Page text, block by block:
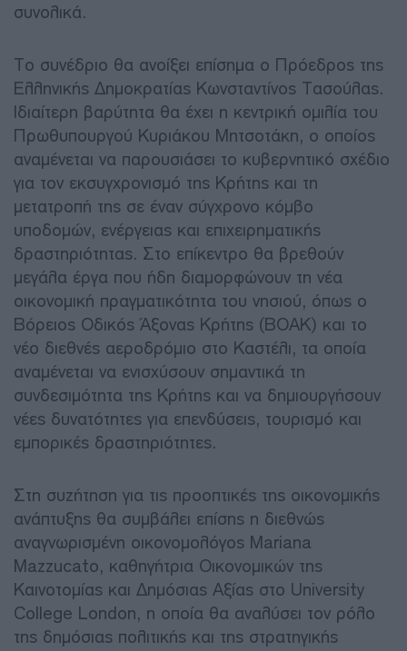
συνολικά.
Το συνέδριο θα ανοίξει επίσημα ο Πρόεδρος της
Ελληνικής Δημοκρατίας Κωνσταντίνος Τασούλας.
Ιδιαίτερη βαρύτητα θα έχει η κεντρική ομιλία του
Πρωθυπουργού Κυριάκου Μητσοτάκη, ο οποίος
αναμένεται να παρουσιάσει το κυβερνητικό σχέδιο
για τον εκσυγχρονισμό της Κρήτης και τη
μετατροπή της σε έναν σύγχρονο κόμβο
υποδομών, ενέργειας και επιχειρηματικής
δραστηριότητας. Στο επίκεντρο θα βρεθούν
μεγάλα έργα που ήδη διαμορφώνουν τη νέα
οικονομική πραγματικότητα του νησιού, όπως ο
Βόρειος Οδικός Άξονας Κρήτης (ΒΟΑΚ) και το
νέο διεθνές αεροδρόμιο στο Καστέλι, τα οποία
αναμένεται να ενισχύσουν σημαντικά τη
συνδεσιμότητα της Κρήτης και να δημιουργήσουν
νέες δυνατότητες για επενδύσεις, τουρισμό και
εμπορικές δραστηριότητες.
Στη συζήτηση για τις προοπτικές της οικονομικής
ανάπτυξης θα συμβάλει επίσης η διεθνώς
αναγνωρισμένη οικονομολόγος Mariana
Mazzucato, καθηγήτρια Οικονομικών της
Καινοτομίας και Δημόσιας Αξίας στο University
College London, η οποία θα αναλύσει τον ρόλο
της δημόσιας πολιτικής και της στρατηγικής